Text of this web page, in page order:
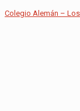
Colegio Alemán –